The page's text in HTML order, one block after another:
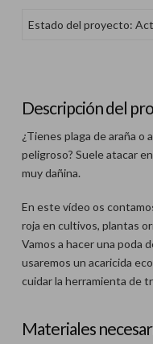
Estado del proyecto:
Descripción del
¿Tienes plaga de araña o
peligroso? Suele atacar
muy dañina.
En este vídeo os
roja en cultivos, plantas
Vamos a hacer una poda
usaremos un acaricida
cuidar la herramienta de
Materiales